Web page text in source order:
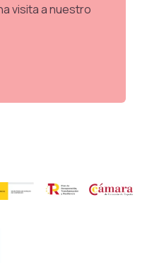
visita a nuestro